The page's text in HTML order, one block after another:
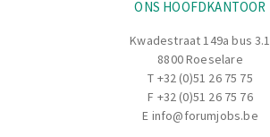
ONS HOOFDKANTOOR
Kwadestraat 149a bus 3.1
8800 Roeselare
T +32 (0)51 26 75 75
F +32 (0)51 26 75 76
E info@forumjobs.be